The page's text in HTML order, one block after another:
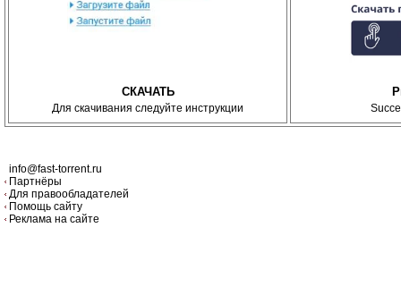
СКАЧАТЬ
Для скачивания следуйте инструкции
info@fast-torrent.ru
Партнёры
Для правообладателей
Помощь сайту
Реклама на сайте